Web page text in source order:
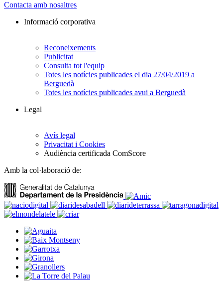
Contacta amb nosaltres
Informació corporativa
Reconeixements
Publicitat
Consulta tot l'equip
Totes les notícies publicades el dia 27/04/2019 a
Berguedà
Totes les notícies publicades avui a Berguedà
Legal
Avís legal
Privacitat i Cookies
Audiència certificada ComScore
Amb la col·laboració de: